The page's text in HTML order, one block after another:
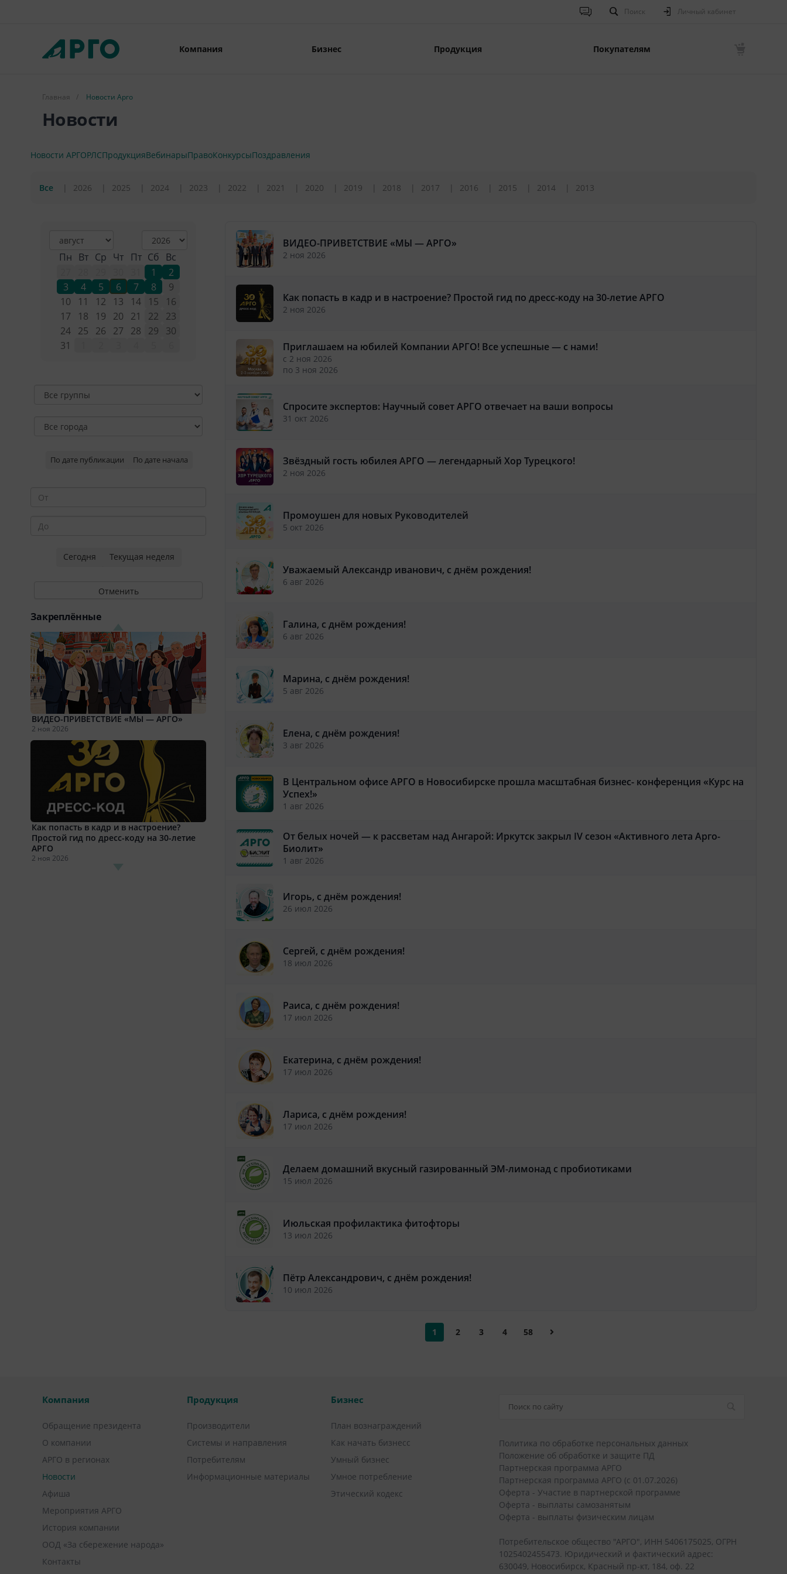
Поиск Личный кабинет
Компания Бизнес Продукция Покупателям
Главная / Новости Арго
Новости
Новости АРГОРЛСПродукцияВебинарыПравоКонкурсыПоздравления
Все 2026 2025 2024 2023 2022 2021 2020 2019 2018 2017 2016 2015 2014 2013
Пн Вт Ср Чт Пт Сб Вс
1
2
3
4 5 6 7 8
9
10
11 12 13 14 15
16
17
18 19 20 21 22
23
24 25 26 27 28 29
30
31
По дате публикации По дате начала
Сегодня Текущая неделя
Отменить
Закреплённые
ВИДЕО-ПРИВЕТСТВИЕ «МЫ — АРГО»
2 ноя 2026
Как попасть в кадр и в настроение?
Простой гид по дресс-коду на 30-летие
АРГО
2 ноя 2026
ВИДЕО-ПРИВЕТСТВИЕ «МЫ — АРГО»
2 ноя 2026
Как попасть в кадр и в настроение? Простой гид по дресс-коду на 30-летие АРГО
2 ноя 2026
Приглашаем на юбилей Компании АРГО! Все успешные — с нами!
с 2 ноя 2026
по 3 ноя 2026
Спросите экспертов: Научный совет АРГО отвечает на ваши вопросы
31 окт 2026
Звёздный гость юбилея АРГО — легендарный Хор Турецкого!
2 ноя 2026
Промоушен для новых Руководителей
5 окт 2026
Уважаемый Александр иванович, с днём рождения!
6 авг 2026
Галина, с днём рождения!
6 авг 2026
Марина, с днём рождения!
5 авг 2026
Елена, с днём рождения!
3 авг 2026
В Центральном офисе АРГО в Новосибирске прошла масштабная бизнес- конференция «Курс на
Успех!»
1 авг 2026
От белых ночей — к рассветам над Ангарой: Иркутск закрыл IV сезон «Активного лета Арго-
Биолит»
1 авг 2026
Игорь, с днём рождения!
26 июл 2026
Сергей, с днём рождения!
18 июл 2026
Раиса, с днём рождения!
17 июл 2026
Екатерина, с днём рождения!
17 июл 2026
Лариса, с днём рождения!
17 июл 2026
Делаем домашний вкусный газированный ЭМ-лимонад с пробиотиками
15 июл 2026
Июльская профилактика фитофторы
13 июл 2026
Пётр Александрович, с днём рождения!
10 июл 2026
1 2 3 4 58
Компания
Обращение президента
О компании
АРГО в регионах
Новости
Афиша
Мероприятия АРГО
История компании
ООД «За сбережение народа»
Контакты
Продукция
Производители
Системы и направления
Потребителям
Информационные материалы
Бизнес
План вознаграждений
Как начать бизнесс
Умный бизнес
Умное потребление
Этический кодекс
Политика по обработке персональных данных
Положение об обработке и защите ПД
Партнерская программа АРГО
Партнерская программа АРГО (с 01.07.2026)
Оферта - Участие в партнерской программе
Оферта - выплаты самозанятым
Оферта - выплаты физическим лицам
Потребительское общество "АРГО", ИНН 5406175025, ОГРН
1025402455473. Юридический и фактический адрес:
630049, Новосибирск, Красный пр-кт, 184, оф. 22